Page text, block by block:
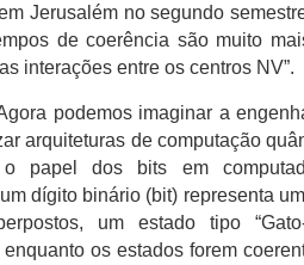
Jerusalém no segundo
de coerência são muito
interações entre os centros NV”.
podemos imaginar a
arquiteturas de computação
papel dos bits em
dígito binário (bit) representa
um estado tipo “Gato-
os estados forem